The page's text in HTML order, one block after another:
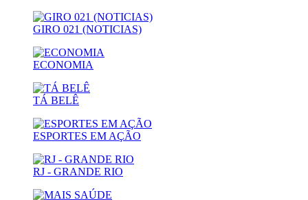
GIRO 021 (NOTICIAS)
ECONOMIA
TÁ BELÊ
ESPORTES EM AÇÃO
RJ - GRANDE RIO